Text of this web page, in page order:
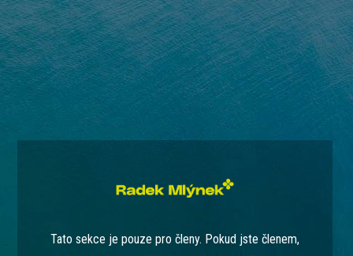
Tato sekce je pouze pro členy. Pokud jste členem,